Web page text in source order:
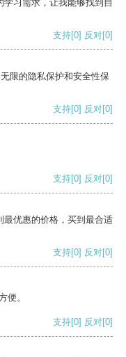
习需求，让我能够找到自
支持[0] 反对[0]
限的隐私保护和安全性保
支持[0] 反对[0]
支持[0] 反对[0]
最优惠的价格，买到最合适
支持[0] 反对[0]
便。
支持[0] 反对[0]